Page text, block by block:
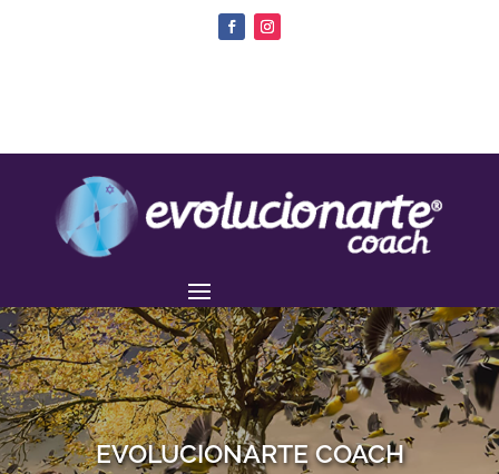
EVOLUCIONARTE COACH